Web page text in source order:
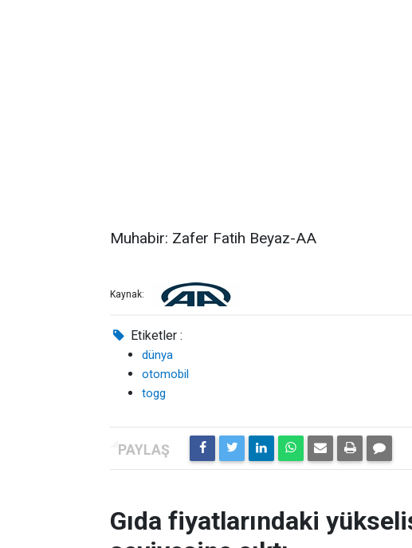
Muhabir: Zafer Fatih Beyaz-AA
Kaynak:
Etiketler :
dünya
otomobil
togg
Gıda fiyatlarındaki